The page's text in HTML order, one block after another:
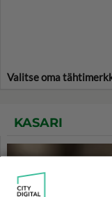
Valitse oma
KASARI